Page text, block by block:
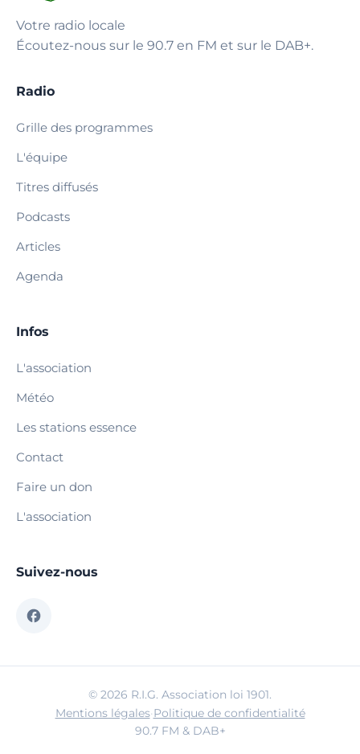
Votre radio locale
Écoutez-nous sur le 90.7 en FM et sur le DAB+.
Radio
Grille des programmes
L'équipe
Titres diffusés
Podcasts
Articles
Agenda
Infos
L'association
Météo
Les stations essence
Contact
Faire un don
L'association
Suivez-nous
© 2026 R.I.G. Association loi 1901.
Mentions légales·Politique de confidentialité
90.7 FM & DAB+